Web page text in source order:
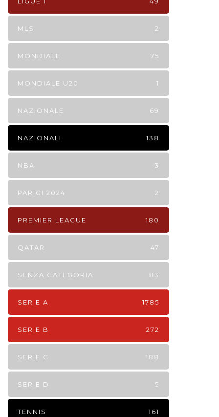
MLS 2
MONDIALE 75
MONDIALE U20 1
NAZIONALE 69
NAZIONALI 138
NBA 3
PARIGI 2024 2
PREMIER LEAGUE 180
QATAR 47
SENZA CATEGORIA 83
SERIE A 1785
SERIE B 272
SERIE C 188
SERIE D 5
TENNIS 161